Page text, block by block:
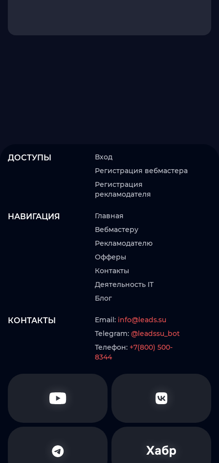
ДОСТУПЫ
Вход
Регистрация вебмастера
Регистрация
рекламодателя
НАВИГАЦИЯ
Главная
Вебмастеру
Рекламодателю
Офферы
Контакты
Деятельность IT
Блог
КОНТАКТЫ Email: info@leads.su
Telegram: @leadssu_bot
Телефон: +7(800) 500-
8344